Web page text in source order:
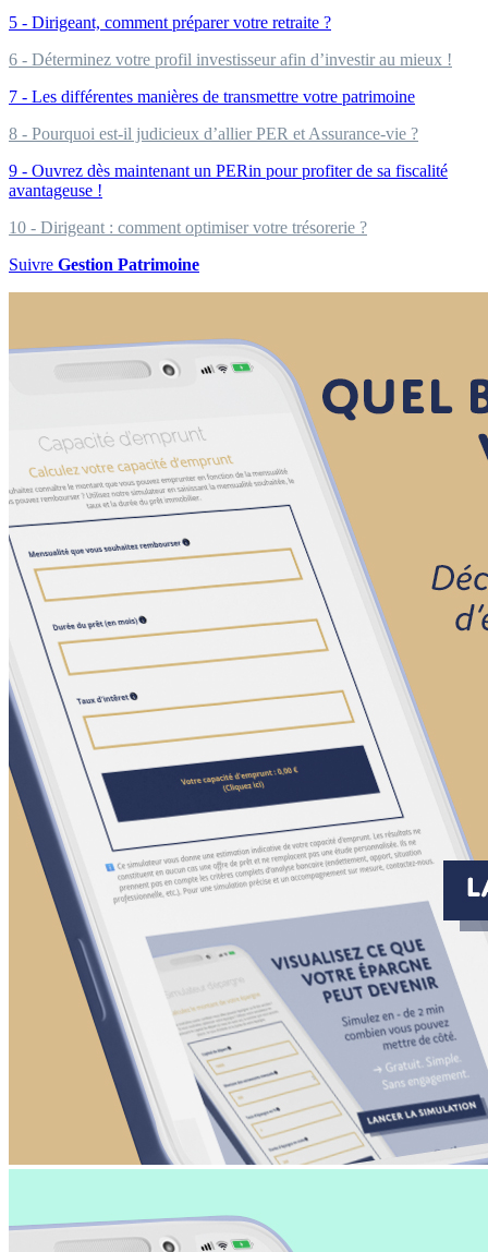
5 - Dirigeant, comment préparer votre retraite ?
6 - Déterminez votre profil investisseur afin d’investir au mieux !
7 - Les différentes manières de transmettre votre patrimoine
8 - Pourquoi est-il judicieux d’allier PER et Assurance-vie ?
9 - Ouvrez dès maintenant un PERin pour profiter de sa fiscalité
avantageuse !
10 - Dirigeant : comment optimiser votre trésorerie ?
Suivre Gestion Patrimoine